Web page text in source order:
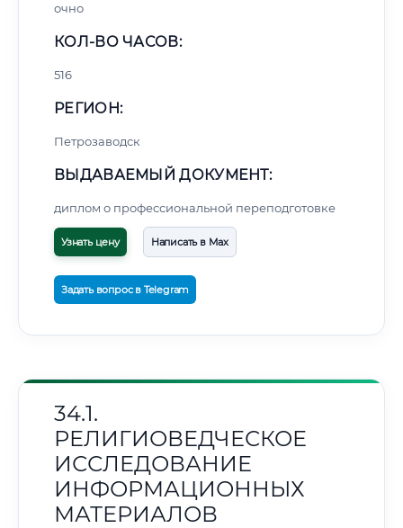
очно
КОЛ-ВО ЧАСОВ:
516
РЕГИОН:
Петрозаводск
ВЫДАВАЕМЫЙ ДОКУМЕНТ:
диплом о профессиональной переподготовке
Узнать цену Написать в Max
Задать вопрос в Telegram
34.1.
РЕЛИГИОВЕДЧЕСКОЕ
ИССЛЕДОВАНИЕ
ИНФОРМАЦИОННЫХ
МАТЕРИАЛОВ